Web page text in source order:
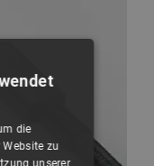
die
zu
unserer